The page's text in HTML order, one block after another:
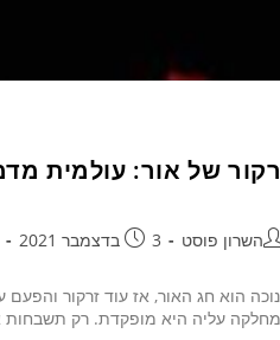
של אור: עולמית
השרון פוסט 3 בדצמבר 2021
הוא חג האור, אז עוד זרקור
עליה היא מופקדת. רק